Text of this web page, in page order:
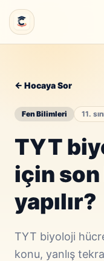
← Hocaya Sor
Fen Bilimleri 11.
TYT
için
yapılır?
TYT biyoloji
konu, yanlış